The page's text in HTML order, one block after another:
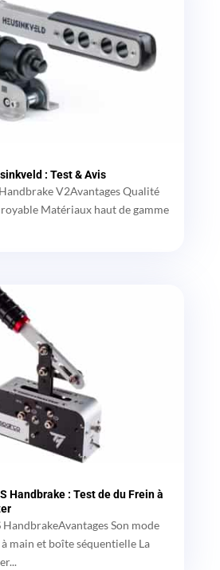
: Test & Avis
V2Avantages Qualité
Matériaux haut de gamme
Handbrake : Test de du Frein à
Son mode
main et boîte séquentielle La